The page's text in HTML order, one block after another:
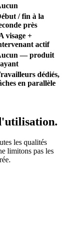
/ fin à la
près
visage +
actif
— produit
dédiés,
en parallèle
les qualités
limitons pas les